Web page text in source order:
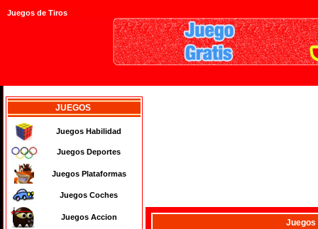
Juegos de Tiros
JUEGOS
Juegos Habilidad
Juegos Deportes
Juegos Plataformas
Juegos Coches
Juegos Accion
Juegos